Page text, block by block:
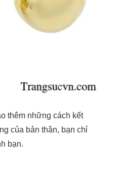
thêm những cách kết
của bản thân, bạn chỉ
bạn.